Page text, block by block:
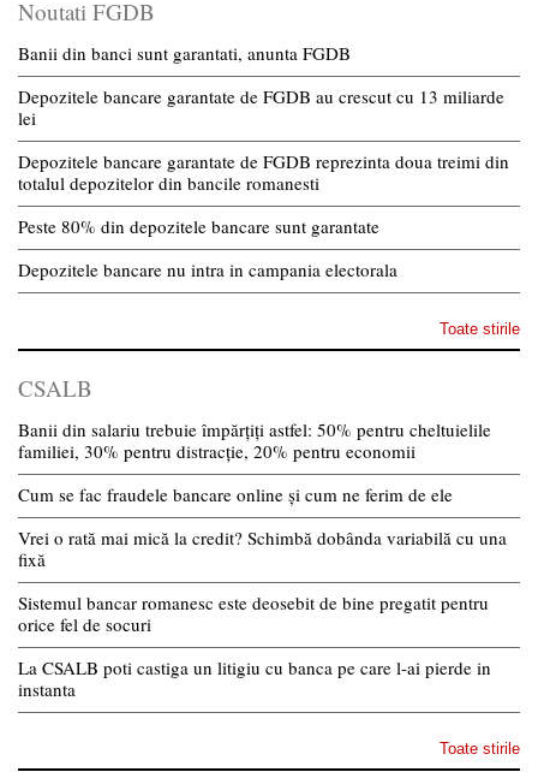
Noutati FGDB
Banii din banci sunt garantati, anunta FGDB
Depozitele bancare garantate de FGDB au crescut cu 13 miliarde
lei
Depozitele bancare garantate de FGDB reprezinta doua treimi din
totalul depozitelor din bancile romanesti
Peste 80% din depozitele bancare sunt garantate
Depozitele bancare nu intra in campania electorala
Toate stirile
CSALB
Banii din salariu trebuie împărțiți astfel: 50% pentru cheltuielile
familiei, 30% pentru distracție, 20% pentru economii
Cum se fac fraudele bancare online și cum ne ferim de ele
Vrei o rată mai mică la credit? Schimbă dobânda variabilă cu una
fixă
Sistemul bancar romanesc este deosebit de bine pregatit pentru
orice fel de socuri
La CSALB poti castiga un litigiu cu banca pe care l-ai pierde in
instanta
Toate stirile